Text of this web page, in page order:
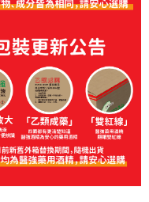
。若發現惡意使用之情形，
額度並採取法律行動。